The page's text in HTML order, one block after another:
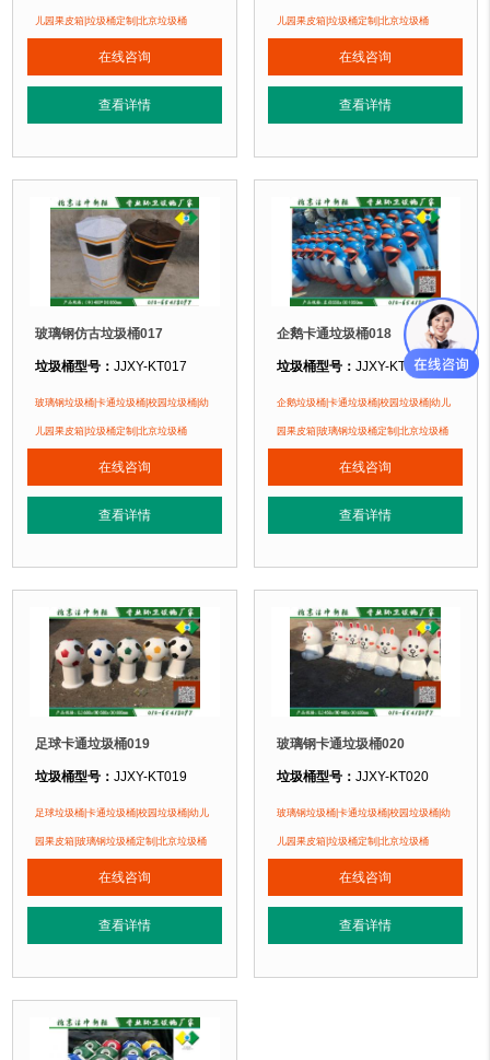
垃圾桶材质：优质玻璃钢纤维+树脂
垃圾桶周期：3-7天 厂家直销 按需定制
垃圾桶特点：1、卡通垃圾桶采用优质树脂原料手工糊制成型，耐酸、耐碱、
正在使用该垃圾桶的部分客户：
北京蓝天幼儿园、北京市北海幼儿园、北京公安部幼儿园....
儿园果皮箱|垃圾桶定制|北京垃圾桶
在线咨询
查看详情
垃圾桶材质：优质玻璃钢纤维+树脂
垃圾桶周期：3-7天 厂家直销 按需定
垃圾桶特点：1、卡通垃圾桶采用优
正在使用该垃圾桶的部分客户：
北京蓝天幼儿园、北京市北海幼儿
儿园果皮箱|垃圾桶定制|北京垃圾桶
在线咨询
查看详情
玻璃钢仿古垃圾桶017
垃圾桶型号：JJXY-KT017
垃圾桶规格：直径400mm 高850mm
垃圾桶材质：优质玻璃钢纤维+树脂
垃圾桶周期：3-7天 厂家直销 按需定制
垃圾桶特点：1、卡通垃圾桶采用优质树脂原料手工糊制成型，耐酸、耐碱、
正在使用该垃圾桶的部分客户：
北京蓝天幼儿园、北京市北海幼儿园、北京公安部幼儿园....
玻璃钢垃圾桶|卡通垃圾桶|校园垃圾桶|幼
儿园果皮箱|垃圾桶定制|北京垃圾桶
在线咨询
查看详情
企鹅卡通垃圾桶018
垃圾桶型号： JJXY-KT018
垃圾桶规格：直径550mm 高
垃圾桶材质：优质玻璃钢纤维+树脂
垃圾桶周期：3-7天 厂家直销 按需定
垃圾桶特点：1、卡通垃圾桶采用优
正在使用该垃圾桶的部分客户：
北京蓝天幼儿园、北京市北海幼儿
企鹅垃圾桶|卡通垃圾桶|校园垃圾桶|幼儿
园果皮箱|玻璃钢垃圾桶定制|北京垃圾桶
在线咨询
查看详情
足球卡通垃圾桶019
垃圾桶型号：JJXY-KT019
垃圾桶规格：长680mm 宽580mm 高800mm
垃圾桶材质：优质玻璃钢纤维+树脂
垃圾桶周期：3-7天 厂家直销 按需定制
垃圾桶特点：1、卡通垃圾桶采用优质树脂原料手工糊制成型，耐酸、耐碱、
正在使用该垃圾桶的部分客户：
北京蓝天幼儿园、北京市北海幼儿园、北京公安部幼儿园....
足球垃圾桶|卡通垃圾桶|校园垃圾桶|幼儿
园果皮箱|玻璃钢垃圾桶定制|北京垃圾桶
在线咨询
查看详情
玻璃钢卡通垃圾桶020
垃圾桶型号： JJXY-KT020
垃圾桶规格：长450mm 宽480mm
垃圾桶材质：优质玻璃钢纤维+树脂
垃圾桶周期：3-7天 厂家直销 按需定
垃圾桶特点：1、卡通垃圾桶采用优
正在使用该垃圾桶的部分客户：
北京蓝天幼儿园、北京市北海幼儿
玻璃钢垃圾桶|卡通垃圾桶|校园垃圾桶|幼
儿园果皮箱|垃圾桶定制|北京垃圾桶
在线咨询
查看详情